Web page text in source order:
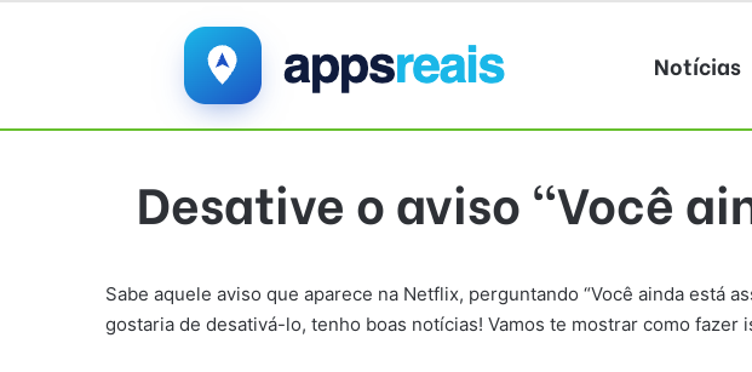
Notícias
Desative o aviso “Você
Sabe aquele aviso que aparece na Netflix, perguntando “Você ainda está
gostaria de desativá-lo, tenho boas notícias! Vamos te mostrar como fazer